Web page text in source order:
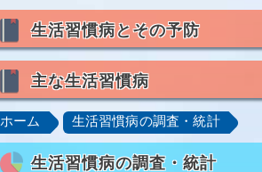
生活習慣病とその予防
喫煙
食生活
主な生活習慣病
高血圧 脂質異常症（高脂血症）
肥満症／メタボリックシンドローム
脂肪肝／NAFLD／NASH
アルコ
ホーム 生活習慣病の調査・統計
生活習慣病の調査・統計